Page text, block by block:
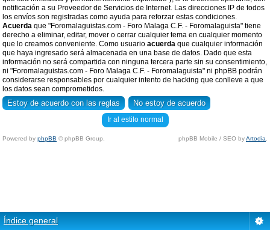
notificación a su Proveedor de Servicios de Internet. Las direcciones IP de todos
los envíos son registradas como ayuda para reforzar estas condiciones.
Acuerda que "Foromalaguistas.com - Foro Malaga C.F. - Foromalaguista" tiene
derecho a eliminar, editar, mover o cerrar cualquier tema en cualquier momento
que lo creamos conveniente. Como usuario acuerda que cualquier información
que haya ingresado será almacenada en una base de datos. Dado que esta
información no será compartida con ninguna tercera parte sin su consentimiento,
ni "Foromalaguistas.com - Foro Malaga C.F. - Foromalaguista" ni phpBB podrán
considerarse responsables por cualquier intento de hacking que conlleve a que
los datos sean comprometidos.
Ir al estilo normal
Powered by phpBB © phpBB Group. phpBB Mobile / SEO byArtodia
Índice general